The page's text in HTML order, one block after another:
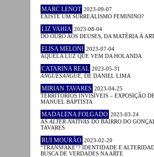
MARC LENOT 2023-09-07
EXISTE UM SURREALISMO FEMININO?
LIZ VAHIA 2023-08-04
DO OURO AOS DEUSES, DA MATÉRIA À
ELISA MELONI 2023-07-04
AQUELA LUZ QUE VEM DA HOLANDA
CATARINA REAL 2023-05-31
ANGUESÂNGUE , DE DANIEL LIMA
MIRIAN TAVARES 2023-04-25
TERRITÓRIOS INVISÍVEIS – EXPOSIÇÃO
MANUEL BAPTISTA
MADALENA FOLGADO 2023-03-24
AS ALTER-NATIVAS DO BAIRRO DO
TAVARES
RUI MOURÃO 2023-02-20
“TRANSFAKE”? IDENTIDADE E
BUSCA DE VERDADES NA ARTE